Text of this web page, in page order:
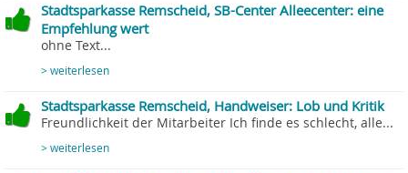
Stadtsparkasse Remscheid, SB-Center Alleecenter: eine
Empfehlung wert
ohne Text...
> weiterlesen
Stadtsparkasse Remscheid, Handweiser: Lob und Kritik
Freundlichkeit der Mitarbeiter Ich finde es schlecht, alle...
> weiterlesen